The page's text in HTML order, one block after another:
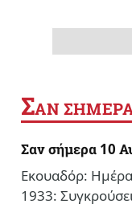
ΣΑΝ
Σαν σήμερα 10
Εκουαδόρ:
1933: